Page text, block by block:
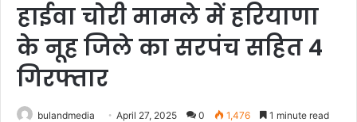
हाईवा चोरी मामले में हरियाणा
के नूह जिले का सरपंच सहित 4
गिरफ्तार
bulandmedia April 27, 2025 0 1,476 1 minute read